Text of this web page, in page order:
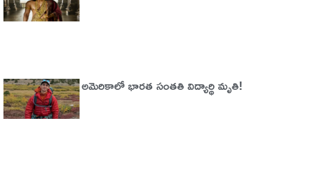
అమెరికాలో భార‌త సంత‌తి విద్యార్థి మృతి!